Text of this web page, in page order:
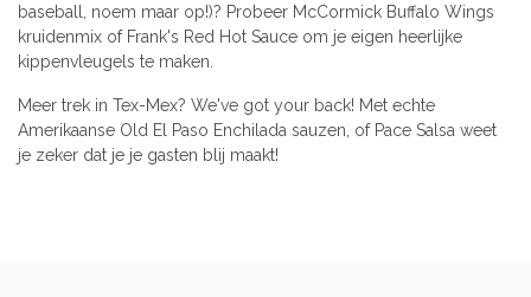
baseball, noem maar op!)? Probeer McCormick Buffalo Wings
kruidenmix of Frank's Red Hot Sauce om je eigen heerlijke
kippenvleugels te maken.
Meer trek in Tex-Mex? We've got your back! Met echte
Amerikaanse Old El Paso Enchilada sauzen, of Pace Salsa weet
je zeker dat je je gasten blij maakt!